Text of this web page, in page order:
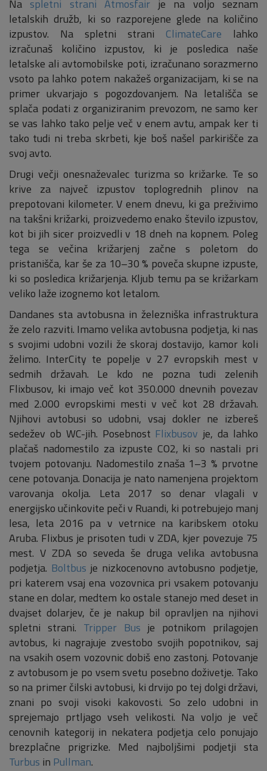
Na spletni strani Atmosfairje na voljo seznam
letalskih družb, ki so razporejene glede na količino
izpustov. Na spletni strani ClimateCare lahko
izračunaš količino izpustov, ki je posledica naše
letalske ali avtomobilske poti, izračunano sorazmerno
vsoto pa lahko potem nakažeš organizacijam, ki se na
primer ukvarjajo s pogozdovanjem. Na letališča se
splača podati z organiziranim prevozom, ne samo ker
se vas lahko tako pelje več v enem avtu, ampak ker ti
tako tudi ni treba skrbeti, kje boš našel parkirišče za
svoj avto.
Drugi večji onesnaževalec turizma so križarke. Te so
krive za največ izpustov toplogrednih plinov na
prepotovani kilometer. V enem dnevu, ki ga preživimo
na takšni križarki, proizvedemo enako število izpustov,
kot bi jih sicer proizvedli v 18 dneh na kopnem. Poleg
tega se večina križarjenj začne s poletom do
pristanišča, kar še za 10–30 % poveča skupne izpuste,
ki so posledica križarjenja. Kljub temu pa se križarkam
veliko laže izognemo kot letalom.
Dandanes sta avtobusna in železniška infrastruktura
že zelo razviti. Imamo velika avtobusna podjetja, ki nas
s svojimi udobni vozili že skoraj dostavijo, kamor koli
želimo. InterCity te popelje v 27 evropskih mest v
sedmih državah. Le kdo ne pozna tudi zelenih
Flixbusov, ki imajo več kot 350.000 dnevnih povezav
med 2.000 evropskimi mesti v več kot 28 državah.
Njihovi avtobusi so udobni, vsaj dokler ne izbereš
sedežev ob WC-jih. Posebnost Flixbusov je, da lahko
plačaš nadomestilo za izpuste CO2, ki so nastali pri
tvojem potovanju. Nadomestilo znaša 1–3 % prvotne
cene potovanja. Donacija je nato namenjena projektom
varovanja okolja. Leta 2017 so denar vlagali v
energijsko učinkovite peči v Ruandi, ki potrebujejo manj
lesa, leta 2016 pa v vetrnice na karibskem otoku
Aruba. Flixbus je prisoten tudi v ZDA, kjer povezuje 75
mest. V ZDA so seveda še druga velika avtobusna
podjetja. Boltbus je nizkocenovno avtobusno podjetje,
pri katerem vsaj ena vozovnica pri vsakem potovanju
stane en dolar, medtem ko ostale stanejo med deset in
dvajset dolarjev, če je nakup bil opravljen na njihovi
spletni strani. Tripper Bus je potnikom prilagojen
avtobus, ki nagrajuje zvestobo svojih popotnikov, saj
na vsakih osem vozovnic dobiš eno zastonj. Potovanje
z avtobusom je po vsem svetu posebno doživetje. Tako
so na primer čilski avtobusi, ki drvijo po tej dolgi državi,
znani po svoji visoki kakovosti. So zelo udobni in
sprejemajo prtljago vseh velikosti. Na voljo je več
cenovnih kategorij in nekatera podjetja celo ponujajo
brezplačne prigrizke. Med najboljšimi podjetji sta
Turbus in Pullman.